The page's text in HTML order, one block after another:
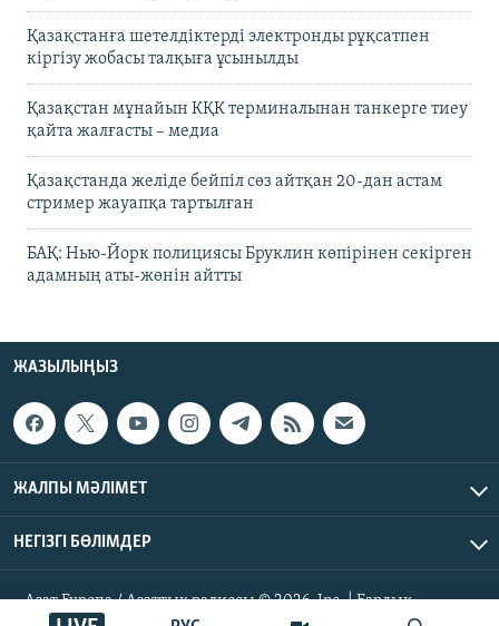
Қазақстанға шетелдіктерді электронды рұқсатпен
кіргізу жобасы талқыға ұсынылды
Қазақстан мұнайын КҚК терминалынан танкерге тиеу
қайта жалғасты – медиа
Қазақстанда желіде бейпіл сөз айтқан 20-дан астам
стример жауапқа тартылған
БАҚ: Нью-Йорк полициясы Бруклин көпірінен секірген
адамның аты-жөнін айтты
ЖАЗЫЛЫҢЫЗ
ЖАЛПЫ МӘЛІМЕТ
НЕГІЗГІ БӨЛІМДЕР
Азат Еуропа / Азаттық радиосы © 2026, Inc. | Барлық